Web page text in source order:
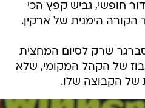
כדור חופשי, גביש קפץ הכי
הקורה הימנית של ארקין.
וקסברגר שרק לסיום המחצית
של הקהל המקומי, שלא
של הקבוצה שלו.